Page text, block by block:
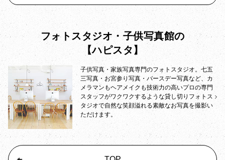
フォトスタジオ・子供写真館の
【ハピスタ】
子供写真・家族写真専門のフォトスタジオ。七五
三写真・お宮参り写真・バースデー写真など、カ
メラマンもヘアメイクも技術力の高いプロの専門
スタッフがワクワクするような貸し切りフォトス
タジオで自然な笑顔溢れる素敵なお写真を撮影い
ただけます。